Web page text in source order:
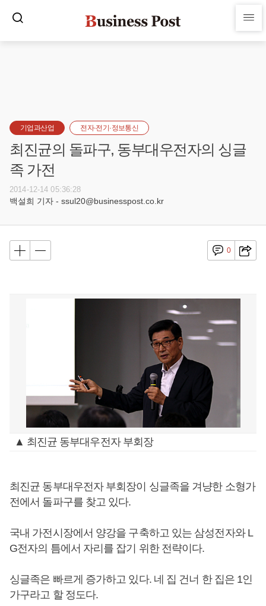
기업과산업 전자·전기·정보통신
최진균의 돌파구, 동부대우전자의 싱글
족 가전
2014-12-14 05:36:28
백설희 기자 - ssul20@businesspost.co.kr
0
▲ 최진균 동부대우전자 부회장
최진균 동부대우전자 부회장이 싱글족을 겨냥한 소형가
전에서 돌파구를 찾고 있다.
국내 가전시장에서 양강을 구축하고 있는 삼성전자와 L
G전자의 틈에서 자리를 잡기 위한 전략이다.
싱글족은 빠르게 증가하고 있다. 네 집 건너 한 집은 1인
가구라고 할 정도다.